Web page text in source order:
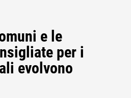
e le
per i
evolvono